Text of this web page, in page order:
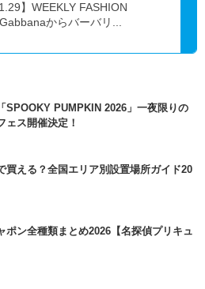
】WEEKLY FASHION
からバーバリ...
SPOOKY PUMPKIN 2026」一夜限りの
ェス開催決定！
買える？全国エリア別設置場所ガイド20
ポン全種類まとめ2026【名探偵プリキュ